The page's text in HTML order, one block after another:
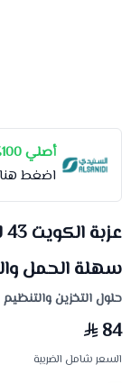
أصلي 100%
اضغط هنا
سهلة الحمل
حلول التخزين والتنظيم
84
السعر شامل الضريبة